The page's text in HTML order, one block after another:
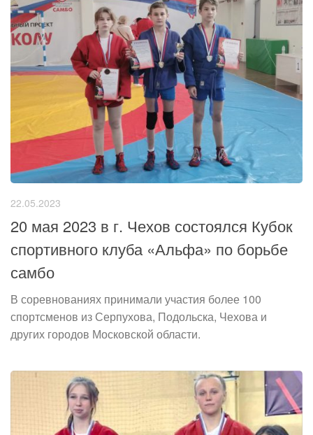
22.05.2023
20 мая 2023 в г. Чехов состоялся Кубок
спортивного клуба «Альфа» по борьбе
самбо
В соревнованиях принимали участия более 100
спортсменов из Серпухова, Подольска, Чехова и
других городов Московской области.